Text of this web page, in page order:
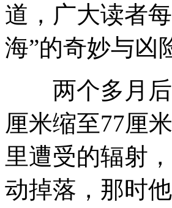
道，广大读者
海”的奇妙与凶
两个多月后
厘米缩至77厘
里遭受的辐射
动掉落，那时